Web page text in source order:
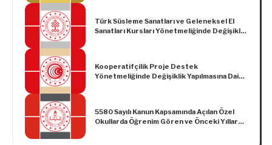
Türk Süsleme Sanatları ve Geleneksel El
Sanatları Kursları Yönetmeliğinde Değişiklik
Kooperatifçilik Proje Destek
Yönetmeliğinde Değişiklik Yapılmasına Dair
5580 Sayılı Kanun Kapsamında Açılan Özel
Okullarda Öğrenim Gören ve Önceki Yıllarda